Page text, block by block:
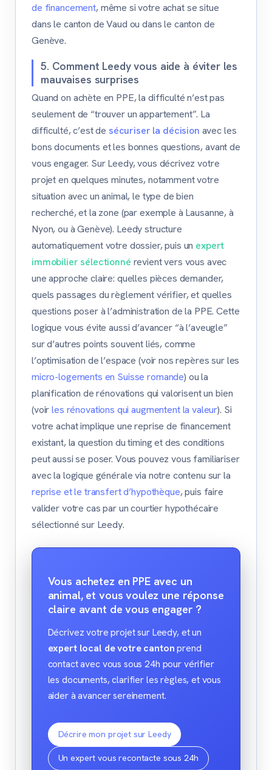
de financement, même si votre achat se situe
dans le canton de Vaud ou dans le canton de
Genève.
5. Comment Leedy vous aide à éviter les
mauvaises surprises
Quand on achète en PPE, la difficulté n’est pas
seulement de “trouver un appartement”. La
difficulté, c’est de sécuriser la décision avec les
bons documents et les bonnes questions, avant de
vous engager. Sur Leedy, vous décrivez votre
projet en quelques minutes, notamment votre
situation avec un animal, le type de bien
recherché, et la zone (par exemple à Lausanne, à
Nyon, ou à Genève). Leedy structure
automatiquement votre dossier, puis un expert
immobilier sélectionné revient vers vous avec
une approche claire: quelles pièces demander,
quels passages du règlement vérifier, et quelles
questions poser à l’administration de la PPE. Cette
logique vous évite aussi d’avancer “à l’aveugle”
sur d’autres points souvent liés, comme
l’optimisation de l’espace (voir nos repères sur les
micro-logements en Suisse romande) ou la
planification de rénovations qui valorisent un bien
(voirles rénovations qui augmentent la valeur). Si
votre achat implique une reprise de financement
existant, la question du timing et des conditions
peut aussi se poser. Vous pouvez vous familiariser
avec la logique générale via notre contenu sur la
reprise et le transfert d’hypothèque, puis faire
valider votre cas par un courtier hypothécaire
sélectionné sur Leedy.
Vous achetez en PPE avec un
animal, et vous voulez une réponse
claire avant de vous engager ?
Décrivez votre projet sur Leedy, et un
expert local de votre cantonprend
contact avec vous sous 24h pour vérifier
les documents, clarifier les règles, et vous
aider à avancer sereinement.
Décrire mon projet sur Leedy
Un expert vous recontacte sous 24h